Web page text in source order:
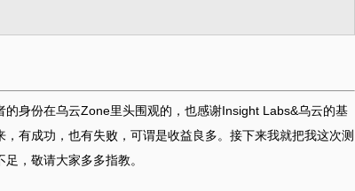
身份在乌云Zone里头围观的，也感谢Insight Labs&乌云的基
有成功，也有失败，可谓是收益良多。接下来我就把我这次测
，敬请大家多多指教。